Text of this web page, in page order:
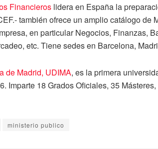
Financieros lidera en España la
también ofrece un amplio catálogo de
en particular Negocios, Finanzas,
etc. Tiene sedes en Barcelona,
de Madrid, UDIMA, es la primera
Imparte 18 Grados Oficiales, 35
ministerio publico